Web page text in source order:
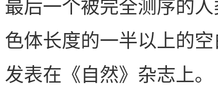
色体长度的一半以上的
发表在《自然》杂志上。